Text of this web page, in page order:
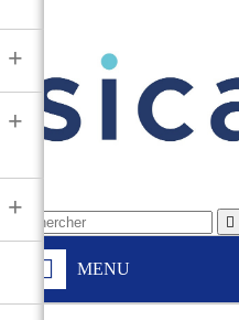

MENU
+
+
+